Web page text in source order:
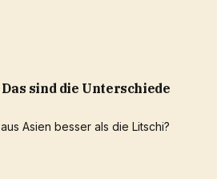
sind die Unterschiede